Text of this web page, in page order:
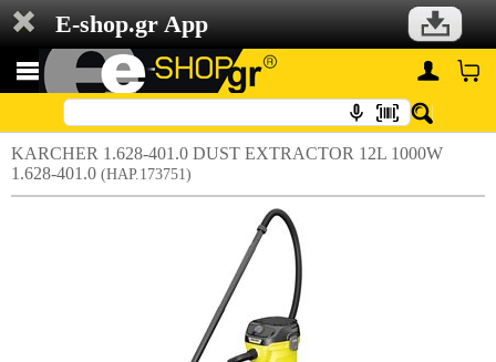
E-shop.gr App
KARCHER 1.628-401.0 DUST EXTRACTOR 12L 1000W
1.628-401.0 (HAP.173751)